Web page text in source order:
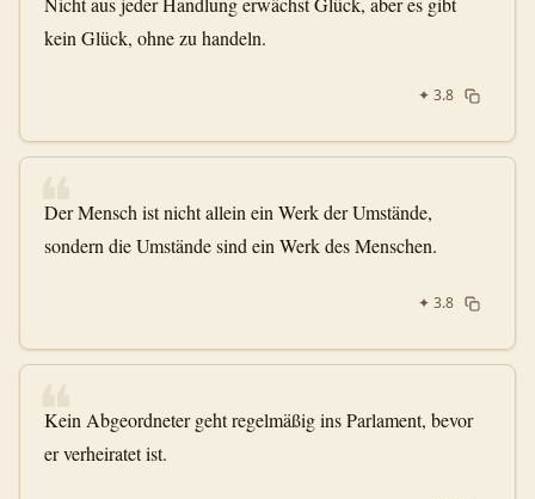
kein Glück, ohne zu handeln.
✦ 3.8
❝
Der Mensch ist nicht allein ein Werk der Umstände,
sondern die Umstände sind ein Werk des Menschen.
✦ 3.8
❝
Kein Abgeordneter geht regelmäßig ins Parlament, bevor
er verheiratet ist.